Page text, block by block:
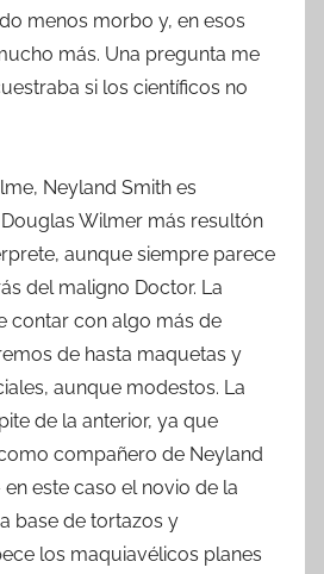
menos morbo y, en esos
más. Una pregunta me
si los científicos no
Neyland Smith es
Wilmer más resultón
aunque siempre parece
del maligno Doctor. La
contar con algo más de
de hasta maquetas y
aunque modestos. La
de la anterior, ya que
compañero de Neyland
este caso el novio de la
base de tortazos y
los maquiavélicos planes